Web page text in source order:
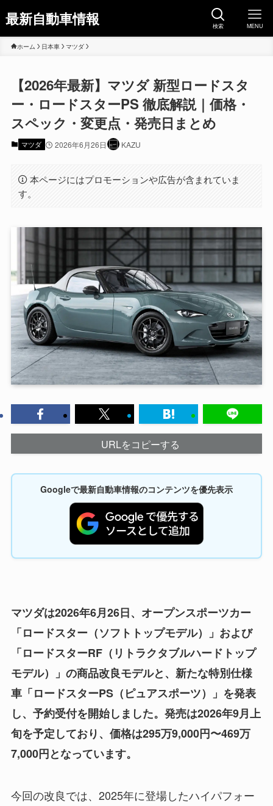
最新自動車情報 検索 MENU
ホーム 日本車 マツダ
【2026年最新】マツダ 新型ロードスタ
ー・ロードスターPS 徹底解説｜価格・
スペック・変更点・発売日まとめ
マツダ 2026年6月26日 KAZU
本ページにはプロモーションや広告が含まれていま
す。
URLをコピーする
Googleで最新自動車情報のコンテンツを優先表示
マツダは2026年6月26日、オープンスポーツカー
「ロードスター（ソフトトップモデル）」および
「ロードスターRF（リトラクタブルハードトップ
モデル）」の商品改良モデルと、新たな特別仕様
車「ロードスターPS（ピュアスポーツ）」を発表
し、予約受付を開始しました。発売は2026年9月上
旬を予定しており、価格は295万9,000円〜469万
7,000円となっています。
今回の改良では、2025年に登場したハイパフォー